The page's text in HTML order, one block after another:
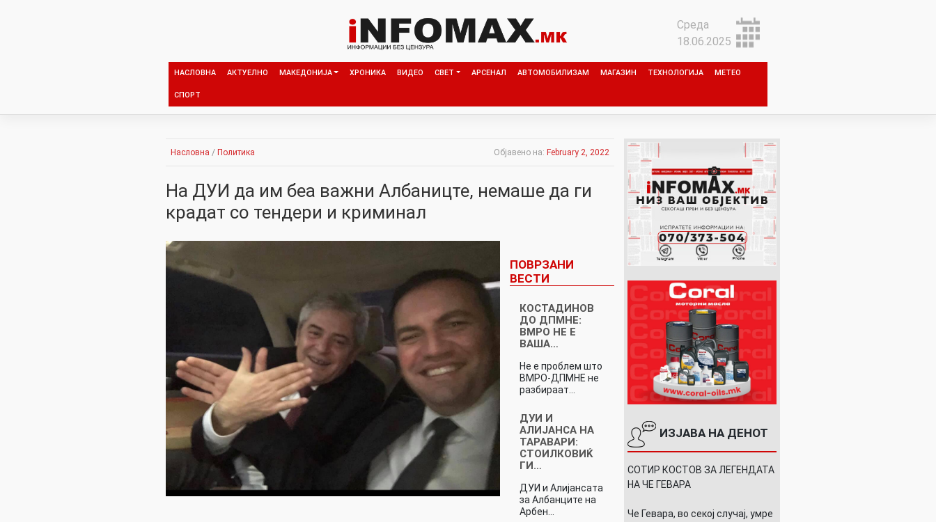
Среда
18.06.2025
НАСЛОВНА АКТУЕЛНО МАКЕДОНИЈА ХРОНИКА ВИДЕО СВЕТ АРСЕНАЛ АВТОМОБИЛИЗАМ МАГАЗИН ТЕХНОЛОГИЈА МЕТЕО
СПОРТ
Насловна / Политика Објавено на: February 2, 2022
На ДУИ да им беа важни Албаницте, немаше да ги
крадат со тендери и криминал
ПОВРЗАНИ
ВЕСТИ
КОСТАДИНОВ
ДО ДПМНЕ:
ВМРО НЕ Е
ВАША…
Не е проблем што
ВМРО-ДПМНЕ не
разбираат…
ДУИ И
АЛИЈАНСА НА
ТАРАВАРИ:
СТОИЛКОВИЌ
ГИ…
ДУИ и Алијансата
за Албанците на
Арбен…
ИЗЈАВА НА ДЕНОТ
СОТИР КОСТОВ ЗА ЛЕГЕНДАТА
НА ЧЕ ГЕВАРА
Че Гевара, во секој случај, умре